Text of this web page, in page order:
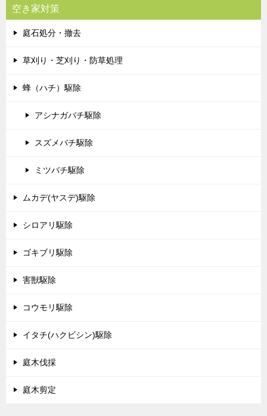
空き家対策
庭石処分・撤去
草刈り・芝刈り・防草処理
蜂（ハチ）駆除
アシナガバチ駆除
スズメバチ駆除
ミツバチ駆除
ムカデ(ヤスデ)駆除
シロアリ駆除
ゴキブリ駆除
害獣駆除
コウモリ駆除
イタチ(ハクビシン)駆除
庭木伐採
庭木剪定